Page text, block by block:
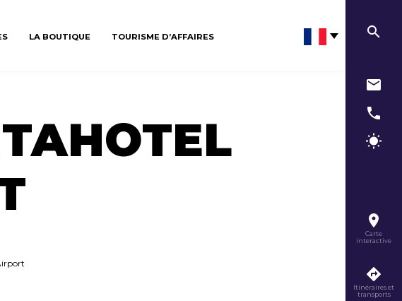
Carte
interactive
Itinéraires et
transports
LA BOUTIQUE TOURISME D’AFFAIRES